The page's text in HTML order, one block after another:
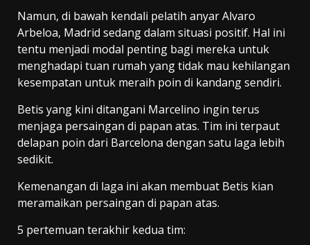
Namun, di bawah kendali pelatih anyar Alvaro
Arbeloa, Madrid sedang dalam situasi positif. Hal ini
tentu menjadi modal penting bagi mereka untuk
menghadapi tuan rumah yang tidak mau kehilangan
kesempatan untuk meraih poin di kandang sendiri.
Betis yang kini ditangani Marcelino ingin terus
menjaga persaingan di papan atas. Tim ini terpaut
delapan poin dari Barcelona dengan satu laga lebih
sedikit.
Kemenangan di laga ini akan membuat Betis kian
meramaikan persaingan di papan atas.
5 pertemuan terakhir kedua tim: